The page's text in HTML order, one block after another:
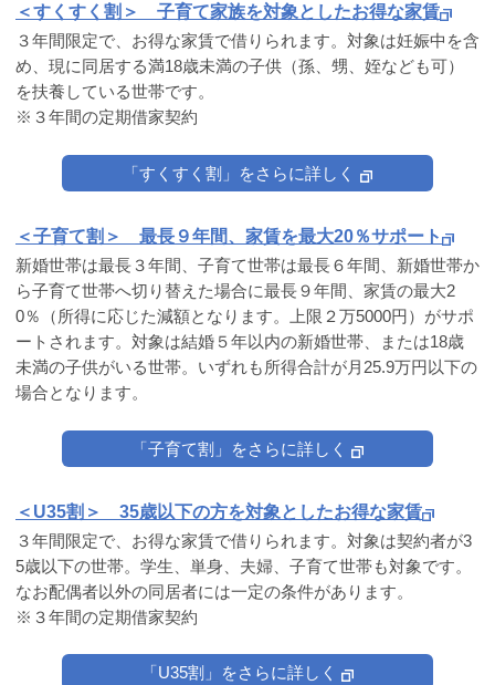
＜すくすく割＞ 子育て家族を対象としたお得な家賃
３年間限定で、お得な家賃で借りられます。対象は妊娠中を含
め、現に同居する満18歳未満の子供（孫、甥、姪なども可）
を扶養している世帯です。
※３年間の定期借家契約
「すくすく割」をさらに詳しく
＜子育て割＞ 最長９年間、家賃を最大20％サポート
新婚世帯は最長３年間、子育て世帯は最長６年間、新婚世帯か
ら子育て世帯へ切り替えた場合に最長９年間、家賃の最大2
0％（所得に応じた減額となります。上限２万5000円）がサポ
ートされます。対象は結婚５年以内の新婚世帯、または18歳
未満の子供がいる世帯。いずれも所得合計が月25.9万円以下の
場合となります。
「子育て割」をさらに詳しく
＜U35割＞ 35歳以下の方を対象としたお得な家賃
３年間限定で、お得な家賃で借りられます。対象は契約者が3
5歳以下の世帯。学生、単身、夫婦、子育て世帯も対象です。
なお配偶者以外の同居者には一定の条件があります。
※３年間の定期借家契約
「U35割」をさらに詳しく